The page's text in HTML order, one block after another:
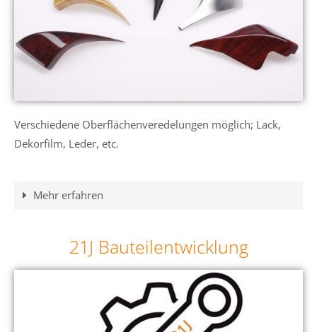
Verschiedene Oberflächenveredelungen möglich; Lack,
Dekorfilm, Leder, etc.
Mehr erfahren
21J Bauteilentwicklung